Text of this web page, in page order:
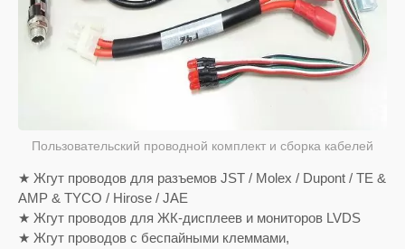
Пользовательский проводной комплект и сборка кабелей
★ Жгут проводов для разъемов JST / Molex / Dupont / TE &
AMP & TYCO / Hirose / JAE
★ Жгут проводов для ЖК-дисплеев и мониторов LVDS
★ Жгут проводов с беспайными клеммами,